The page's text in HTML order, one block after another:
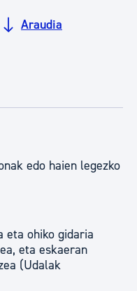
Araudia
edo haien legezko
eta ohiko gidaria
eta eskaeran
(Udalak